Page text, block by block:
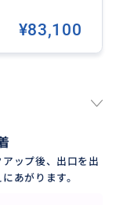
属の「ドジャ
スSUV）ですの
がら、快適か
¥83,100
ップ後、出口を出
あがります。